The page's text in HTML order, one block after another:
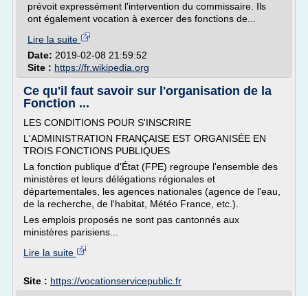
prévoit expressément l'intervention du commissaire. Ils
ont également vocation à exercer des fonctions de...
Lire la suite
Date: 2019-02-08 21:59:52
Site : https://fr.wikipedia.org
Ce qu'il faut savoir sur l'organisation de la
Fonction ...
LES CONDITIONS POUR S'INSCRIRE
L'ADMINISTRATION FRANÇAISE EST ORGANISÉE EN
TROIS FONCTIONS PUBLIQUES
La fonction publique d'État (FPE) regroupe l'ensemble des
ministères et leurs délégations régionales et
départementales, les agences nationales (agence de l'eau,
de la recherche, de l'habitat, Météo France, etc.).
Les emplois proposés ne sont pas cantonnés aux
ministères parisiens...
Lire la suite
Site : https://vocationservicepublic.fr